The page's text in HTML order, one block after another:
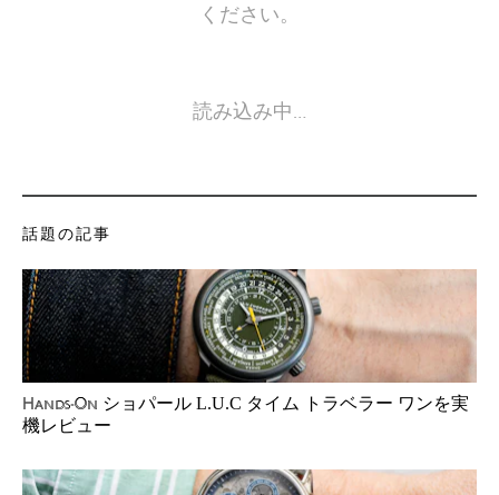
ください。
読み込み中…
話題の記事
Hands-On ショパール L.U.C タイム トラベラー ワンを実
機レビュー